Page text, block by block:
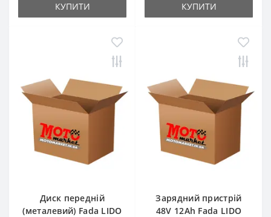
КУПИТИ КУПИТИ
Диск передній
(металевий) Fada LIDO
Зарядний пристрій
48V 12Ah Fada LIDO